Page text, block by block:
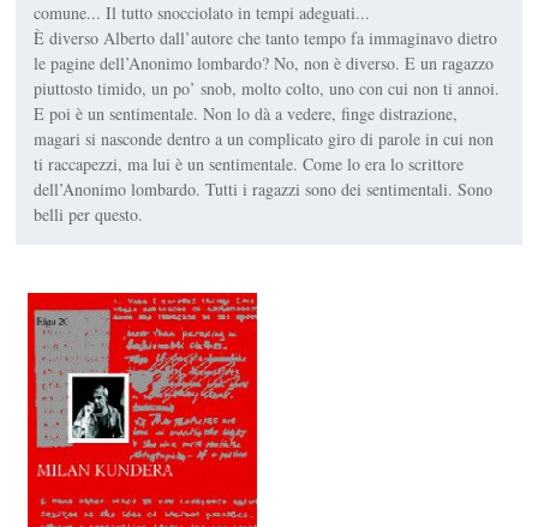
comune... Il tutto snocciolato in tempi adeguati...
È diverso Alberto dall’autore che tanto tempo fa immaginavo dietro
le pagine dell’Anonimo lombardo? No, non è diverso. E un ragazzo
piuttosto timido, un po’ snob, molto colto, uno con cui non ti annoi.
E poi è un sentimentale. Non lo dà a vedere, finge distrazione,
magari si nasconde dentro a un complicato giro di parole in cui non
ti raccapezzi, ma lui è un sentimentale. Come lo era lo scrittore
dell’Anonimo lombardo. Tutti i ragazzi sono dei sentimentali. Sono
belli per questo.